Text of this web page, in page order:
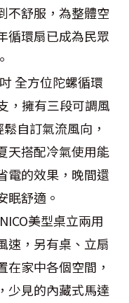
不舒服，為整體空
循環扇已成為民眾
全方位陀螺循環
，擁有三段可調風
自訂氣流風向，
天搭配冷氣使用能
電的效果，晚間還
眠舒適。
美型桌立兩用
速，另有桌、立扇
家中各個空間，
少見的內藏式馬達